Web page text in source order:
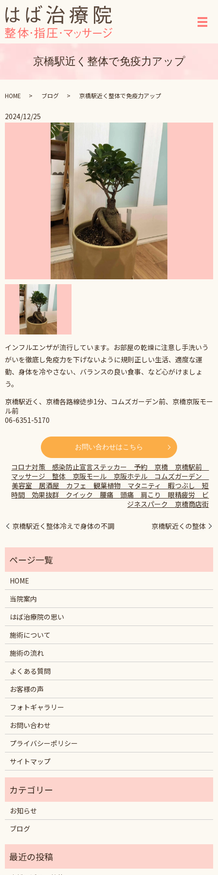
メ
京橋駅近く整体で免疫力アップ
HOME ブログ 京橋駅近く整体で免疫力アップ
2024/12/25
インフルエンザが流行しています。お部屋の乾燥に注意し手洗いう
がいを徹底し免疫力を下げないように規則正しい生活、適度な運
動、身体を冷やさない、バランスの良い食事、など心がけましょ
う。
京橋駅近く、京橋各路線徒歩1分、コムズガーデン前、京橋京阪モー
ル前
06-6351-5170
お問い合わせはこちら
コロナ対策 感染防止宣言ステッカー 予約 京橋 京橋駅前
マッサージ 整体 京阪モール 京阪ホテル コムズガーデン
美容室 居酒屋 カフェ 観葉植物 マタニティ 暇つぶし 短
時間 効果抜群 クイック 腰痛 頭痛 肩こり 眼精疲労 ビ
ジネスパーク 京橋商店街
京橋駅近く整体冷えで身体の不調 京橋駅近くの整体
HOME
当院案内
はば治療院の思い
施術について
施術の流れ
よくある質問
お客様の声
フォトギャラリー
お問い合わせ
プライバシーポリシー
サイトマップ
お知らせ
ブログ